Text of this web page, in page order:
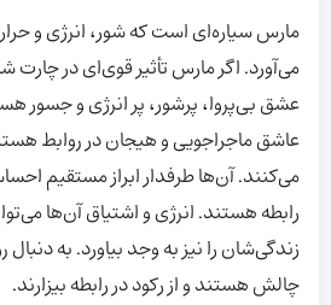
مارس سیاره‌ای است که شور، انرژی و
می‌آورد. اگر مارس تأثیر قوی‌ای در چارت
عشق بی‌پروا، پرشور، پر انرژی و جسور
عاشق ماجراجویی و هیجان در روابط
می‌کنند. آن‌ها طرفدار ابراز مستقیم
رابطه هستند. انرژی و اشتیاق آن‌ها
زندگی‌شان را نیز به وجد بیاورد. به دنبال
چالش هستند و از رکود در رابطه بیزارند.